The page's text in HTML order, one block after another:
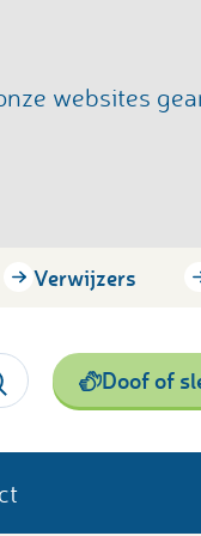
websites
Verwijzers
Doof of